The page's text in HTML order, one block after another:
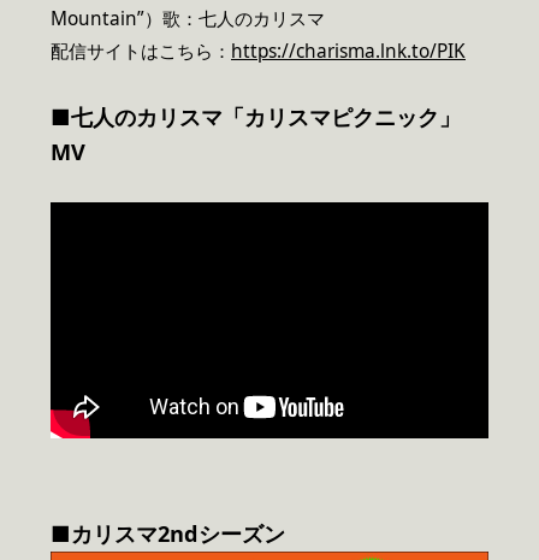
Mountain”）歌：七人のカリスマ
配信サイトはこちら： https://charisma.lnk.to/PIK
■七人のカリスマ「カリスマピクニック」
MV
■カリスマ2ndシーズン